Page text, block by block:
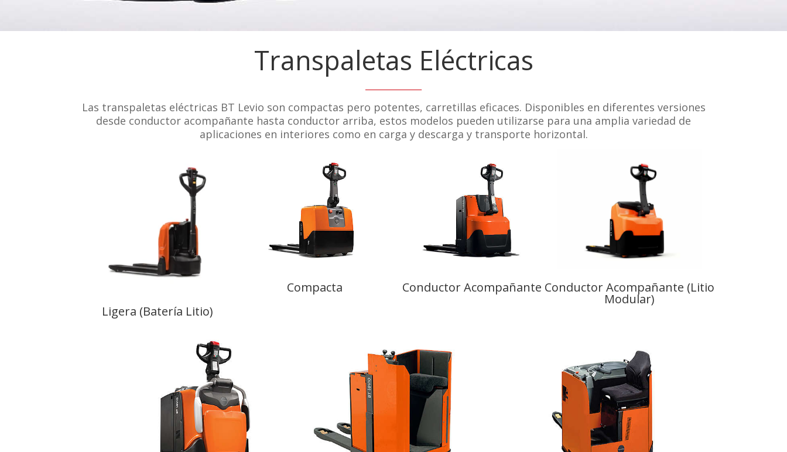
Transpaletas Eléctricas
Las transpaletas eléctricas BT Levio son compactas pero potentes, carretillas eficaces. Disponibles en diferentes versiones
desde conductor acompañante hasta conductor arriba, estos modelos pueden utilizarse para una amplia variedad de
aplicaciones en interiores como en carga y descarga y transporte horizontal.
Ligera (Batería Litio)
Compacta Conductor Acompañante Conductor Acompañante (Litio
Modular)